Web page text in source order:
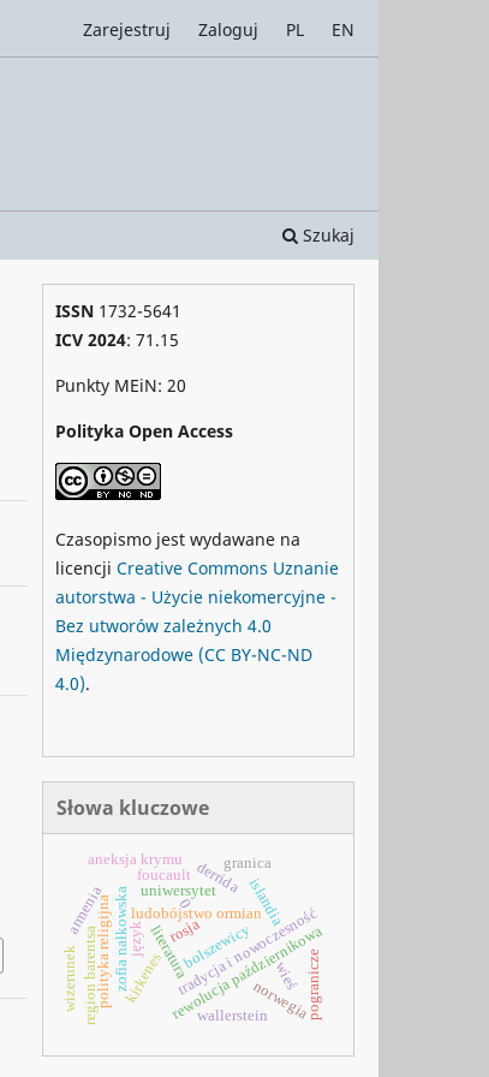
Szukaj
Zarejestruj Zaloguj PL EN
ISSN 1732-5641
ICV 2024: 71.15
Punkty MEiN: 20
Polityka Open Access
Czasopismo jest wydawane na
licencji Creative Commons Uznanie
autorstwa - Użycie niekomercyjne -
Bez utworów zależnych 4.0
Międzynarodowe (CC BY-NC-ND
4.0).
Słowa kluczowe
rosja
tradycja i nowoczesność
ludobójstwo ormian
0
literatura
zofia nałkowska uniwersytetderrida
foucault
język bolszewicy
rewolucja październikowa
polityka religijna
armenia islandia
kirkenes norwegia
region barentsa pogranicze
granica
aneksja krymu
wallerstein
wizerunek wieś